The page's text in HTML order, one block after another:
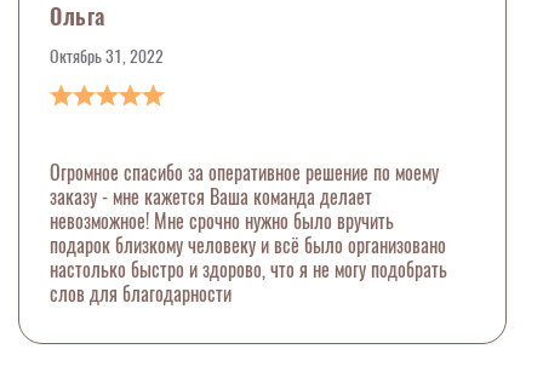
Ольга
Октябрь 31, 2022
Огромное спасибо за оперативное решение по моему
заказу - мне кажется Ваша команда делает
невозможное! Мне срочно нужно было вручить
подарок близкому человеку и всё было организовано
настолько быстро и здорово, что я не могу подобрать
слов для благодарности